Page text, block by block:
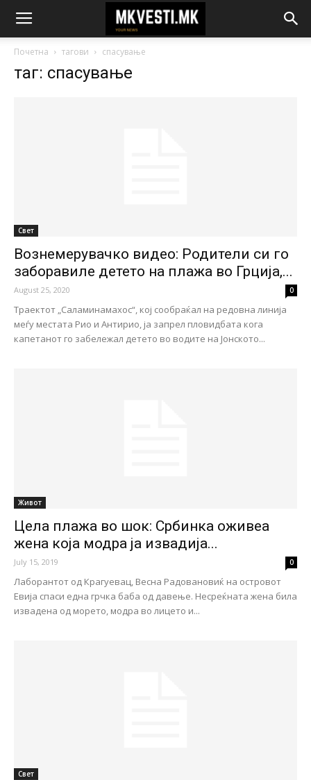
Почетна тагови спасување
таг: спасување
Свет
Вознемерувачко видео: Родители си го
заборавиле детето на плажа во Грција,...
August 25, 2020 0
Траектот „Саламинамахос“, кој сообраќал на редовна линија
меѓу местата Рио и Антирио, ja запрел пловидбата кога
капетанот го забележал детето во водите на Јонското...
Живот
Цела плажа во шок: Србинка оживеа
жена која модра ја извадија...
July 15, 2019 0
Лаборантот од Крагуевац, Весна Радовановиќ на островот
Евија спаси една грчка баба од давење. Несреќната жена била
извадена од морето, модра во лицето и...
Свет